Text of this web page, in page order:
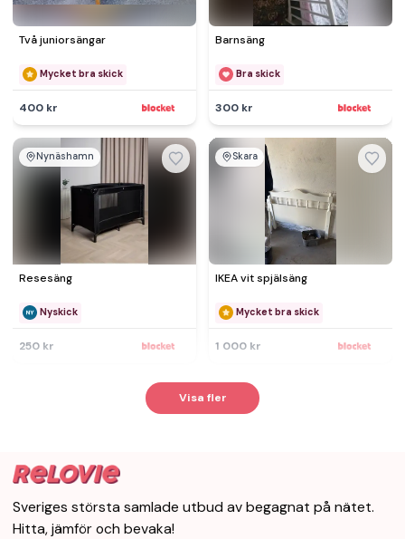
Två juniorsängar
Mycket bra skick
400 kr
Barnsäng
Bra skick
300 kr
Nynäshamn
Resesäng
Nyskick
250 kr
Skara
IKEA vit spjälsäng
Mycket bra skick
1 000 kr
Visa fler
Sveriges största samlade utbud av begagnat på nätet.
Hitta, jämför och bevaka!